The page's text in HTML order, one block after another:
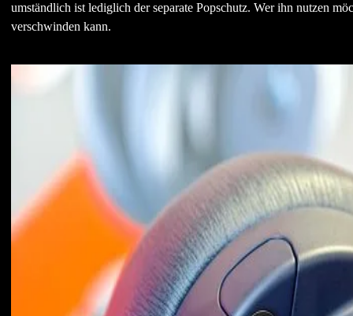
umständlich ist lediglich der separate Popschutz. Wer ihn nutzen
verschwinden kann.